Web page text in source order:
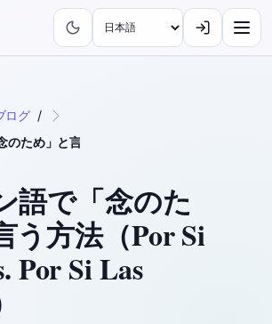
ログ /
のため」と言う方法（Por Si Acaso vs. Por
語で「念のた
う方法（Por Si
Por Si Las